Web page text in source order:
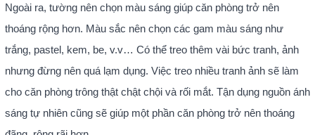
Ngoài ra, tường nên chọn màu sáng giúp căn phòng trở nên
thoáng rộng hơn. Màu sắc nên chọn các gam màu sáng như
trắng, pastel, kem, be, v.v… Có thể treo thêm vài bức tranh, ảnh
nhưng đừng nên quá lạm dụng. Việc treo nhiều tranh ảnh sẽ làm
cho căn phòng trông thật chật chội và rối mắt. Tận dụng nguồn ánh
sáng tự nhiên cũng sẽ giúp một phần căn phòng trở nên thoáng